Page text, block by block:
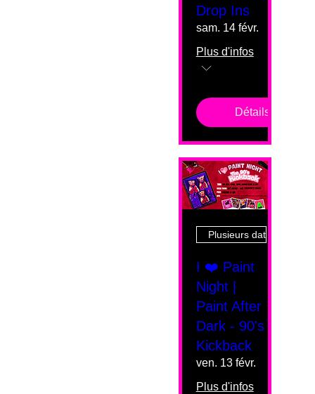
Drop Ins
sam. 14 févr.
Plus d'infos
Détails
Plusieurs dates
I ❤️ Paint
Night |
Paint After
Dark - 90's
Kickback
ven. 13 févr.
Plus d'infos